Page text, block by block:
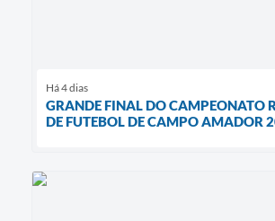
Há 4 dias
GRANDE FINAL DO CAMPEONATO
DE FUTEBOL DE CAMPO AMADOR